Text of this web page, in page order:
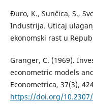
Đuro, K., Sunčica, S.,
Industrija. Uticaj
ekonomski rast u
Granger, C. (1969).
econometric models
Econometrica, 37(3),
https://doi.org/10.2307/